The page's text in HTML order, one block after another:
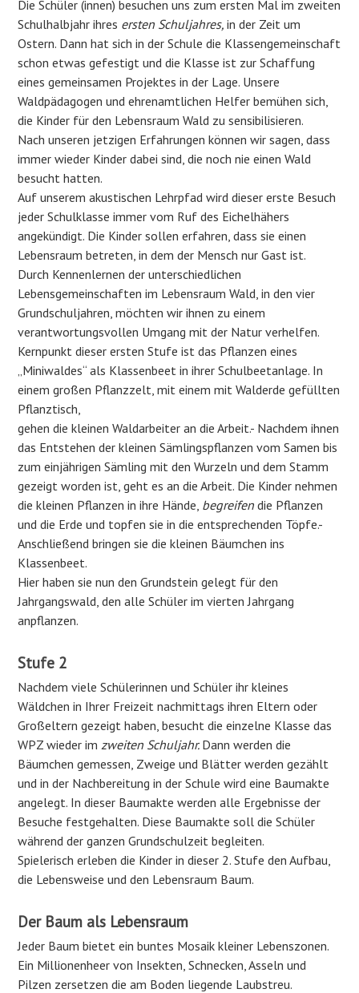
Die Schüler (innen) besuchen uns zum ersten Mal im zweiten
Schulhalbjahr ihres ersten Schuljahres,in der Zeit um
Ostern. Dann hat sich in der Schule die Klassengemeinschaft
schon etwas gefestigt und die Klasse ist zur Schaffung
eines gemeinsamen Projektes in der Lage. Unsere
Waldpädagogen und ehrenamtlichen Helfer bemühen sich,
die Kinder für den Lebensraum Wald zu sensibilisieren.
Nach unseren jetzigen Erfahrungen können wir sagen, dass
immer wieder Kinder dabei sind, die noch nie einen Wald
besucht hatten.
Auf unserem akustischen Lehrpfad wird dieser erste Besuch
jeder Schulklasse immer vom Ruf des Eichelhähers
angekündigt. Die Kinder sollen erfahren, dass sie einen
Lebensraum betreten, in dem der Mensch nur Gast ist.
Durch Kennenlernen der unterschiedlichen
Lebensgemeinschaften im Lebensraum Wald, in den vier
Grundschuljahren, möchten wir ihnen zu einem
verantwortungsvollen Umgang mit der Natur verhelfen.
Kernpunkt dieser ersten Stufe ist das Pflanzen eines
„Miniwaldes“ als Klassenbeet in ihrer Schulbeetanlage. In
einem großen Pflanzzelt, mit einem mit Walderde gefüllten
Pflanztisch,
gehen die kleinen Waldarbeiter an die Arbeit.- Nachdem ihnen
das Entstehen der kleinen Sämlingspflanzen vom Samen bis
zum einjährigen Sämling mit den Wurzeln und dem Stamm
gezeigt worden ist, geht es an die Arbeit. Die Kinder nehmen
die kleinen Pflanzen in ihre Hände, begreifen die Pflanzen
und die Erde und topfen sie in die entsprechenden Töpfe.-
Anschließend bringen sie die kleinen Bäumchen ins
Klassenbeet.
Hier haben sie nun den Grundstein gelegt für den
Jahrgangswald, den alle Schüler im vierten Jahrgang
anpflanzen.
Stufe 2
Nachdem viele Schülerinnen und Schüler ihr kleines
Wäldchen in Ihrer Freizeit nachmittags ihren Eltern oder
Großeltern gezeigt haben, besucht die einzelne Klasse das
WPZ wieder im zweiten Schuljahr. Dann werden die
Bäumchen gemessen, Zweige und Blätter werden gezählt
und in der Nachbereitung in der Schule wird eine Baumakte
angelegt. In dieser Baumakte werden alle Ergebnisse der
Besuche festgehalten. Diese Baumakte soll die Schüler
während der ganzen Grundschulzeit begleiten.
Spielerisch erleben die Kinder in dieser 2. Stufe den Aufbau,
die Lebensweise und den Lebensraum Baum.
Der Baum als Lebensraum
Jeder Baum bietet ein buntes Mosaik kleiner Lebenszonen.
Ein Millionenheer von Insekten, Schnecken, Asseln und
Pilzen zersetzen die am Boden liegende Laubstreu.